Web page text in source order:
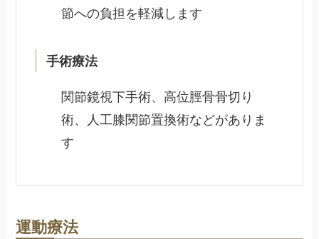
節への負担を軽減します
手術療法
関節鏡視下手術、高位脛骨骨切り
術、人工膝関節置換術などがありま
す
運動療法